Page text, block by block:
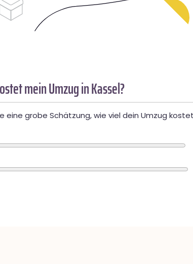
mein Umzug in Kassel?
eine grobe Schätzung, wie viel dein Umzug